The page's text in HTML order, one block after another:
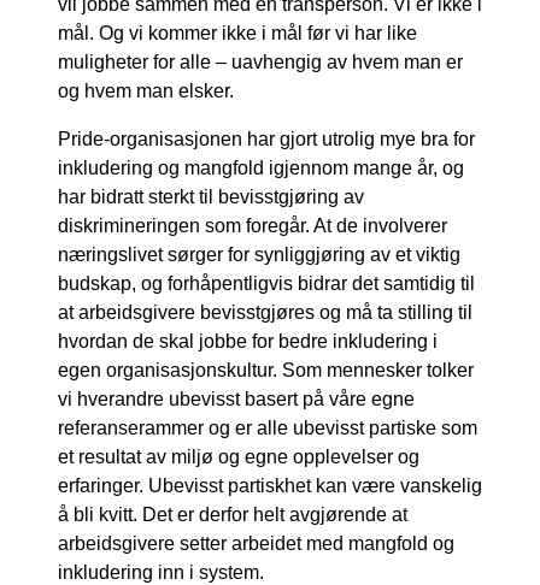
mål. Og vi kommer ikke i mål før vi har like
muligheter for alle – uavhengig av hvem man er
og hvem man elsker.
Pride-organisasjonen har gjort utrolig mye bra for
inkludering og mangfold igjennom mange år, og
har bidratt sterkt til bevisstgjøring av
diskrimineringen som foregår. At de involverer
næringslivet sørger for synliggjøring av et viktig
budskap, og forhåpentligvis bidrar det samtidig til
at arbeidsgivere bevisstgjøres og må ta stilling til
hvordan de skal jobbe for bedre inkludering i
egen organisasjonskultur. Som mennesker tolker
vi hverandre ubevisst basert på våre egne
referanserammer og er alle ubevisst partiske som
et resultat av miljø og egne opplevelser og
erfaringer. Ubevisst partiskhet kan være vanskelig
å bli kvitt. Det er derfor helt avgjørende at
arbeidsgivere setter arbeidet med mangfold og
inkludering inn i system.